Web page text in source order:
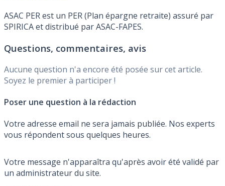
ASAC PER est un PER (Plan épargne retraite) assuré par
SPIRICA et distribué par ASAC-FAPES.
Questions, commentaires, avis
Aucune question n'a encore été posée sur cet article.
Soyez le premier à participer !
Poser une question à la rédaction
Votre adresse email ne sera jamais publiée. Nos experts
vous répondent sous quelques heures.
Votre message n'apparaîtra qu'après avoir été validé par
un administrateur du site.